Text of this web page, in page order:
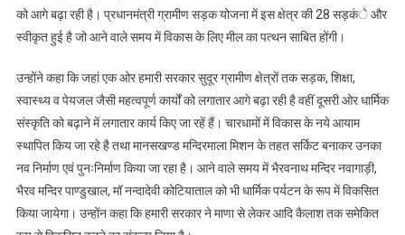
मेले
को आगे बढ़ा रही है। प्रधानमंत्री ग्रामीण सड़क योजना में इस क्षेत्र की 28 सड़कंे और
स्वीकृत हुई है जो आने वाले समय में विकास के लिए मील का पत्थन साबित होंगी।
उन्होंने कहा कि जहां एक ओर हमारी सरकार सुदूर ग्रामीण क्षेत्रों तक सड़क, शिक्षा,
स्वास्थ्य व पेयजल जैसी महत्वपूर्ण कार्यों को लगातार आगे बढ़ा रही है वहीं दूसरी ओर धार्मिक
संस्कृति को बढ़ाने में लगातार कार्य किए जा रहें हैं। चारधामों में विकास के नये आयाम
स्थापित किय जा रहे है तथा मानसखण्ड मन्दिरमाला मिशन के तहत सर्किट बनाकर उनका
नव निर्माण एवं पुनःनिर्माण किया जा रहा है। आने वाले समय में भैरवनाथ मन्दिर नवागाड़ी,
भैरव मन्दिर पाण्डुखाल, मॉ नन्दादेवी कोटियाताल को भी धार्मिक पर्यटन के रूप में विकसित
किया जायेगा। उन्होंन कहा कि हमारी सरकार ने माणा से लेकर आदि कैलाश तक समेकित